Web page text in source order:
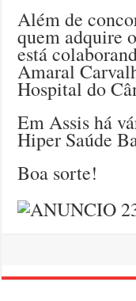
Além de
quem adquire
está
Amaral
Hospital do
Em Assis há
Hiper Saúde
Boa sorte!